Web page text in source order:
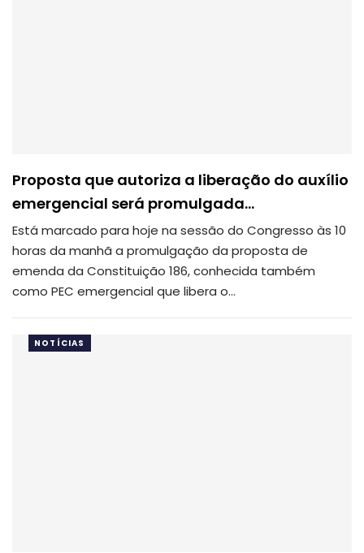
Proposta que autoriza a liberação do auxílio
emergencial será promulgada…
Está marcado para hoje na sessão do Congresso às 10
horas da manhã a promulgação da proposta de
emenda da Constituição 186, conhecida também
como PEC emergencial que libera o…
NOTÍCIAS